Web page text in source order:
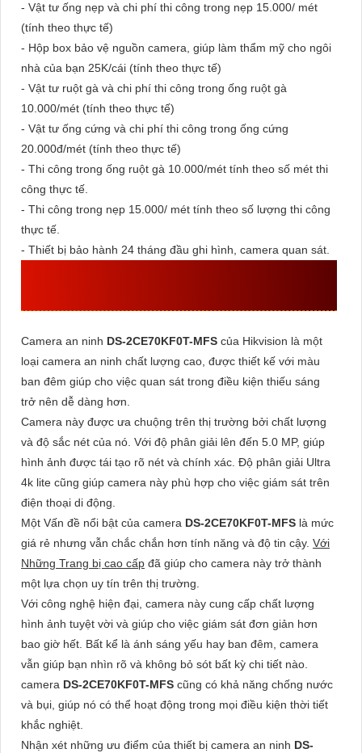
- Vật tư ống nẹp và chi phí thi công trong nẹp 15.000/ mét
(tính theo thực tế)
- Hộp box bảo vệ nguồn camera, giúp làm thẩm mỹ cho ngôi
nhà của bạn 25K/cái (tính theo thực tế)
- Vật tư ruột gà và chi phí thi công trong ống ruột gà
10.000/mét (tính theo thực tế)
- Vật tư ống cứng và chi phí thi công trong ống cứng
20.000đ/mét (tính theo thực tế)
- Thi công trong ống ruột gà 10.000/mét tính theo số mét thi
công thực tế.
- Thi công trong nẹp 15.000/ mét tính theo số lượng thi công
thực tế.
- Thiết bị bảo hành 24 tháng đầu ghi hình, camera quan sát.
Camera an ninh DS-2CE70KF0T-MFS của Hikvision là một
loại camera an ninh chất lượng cao, được thiết kế với màu
ban đêm giúp cho việc quan sát trong điều kiện thiếu sáng
trở nên dễ dàng hơn.
Camera này được ưa chuộng trên thị trường bởi chất lượng
và độ sắc nét của nó. Với độ phân giải lên đến 5.0 MP, giúp
hình ảnh được tái tạo rõ nét và chính xác. Độ phân giải Ultra
4k lite cũng giúp camera này phù hợp cho việc giám sát trên
điện thoại di động.
Một Vấn đề nổi bật của camera DS-2CE70KF0T-MFS là mức
giá rẻ nhưng vẫn chắc chắn hơn tính năng và độ tin cậy. Với
Những Trang bị cao cấp đã giúp cho camera này trở thành
một lựa chọn uy tín trên thị trường.
Với công nghệ hiện đại, camera này cung cấp chất lượng
hình ảnh tuyệt vời và giúp cho việc giám sát đơn giản hơn
bao giờ hết. Bất kể là ánh sáng yếu hay ban đêm, camera
vẫn giúp bạn nhìn rõ và không bỏ sót bất kỳ chi tiết nào.
camera DS-2CE70KF0T-MFS cũng có khả năng chống nước
và bụi, giúp nó có thể hoạt động trong mọi điều kiện thời tiết
khắc nghiệt.
Nhận xét những ưu điểm của thiết bị camera an ninh DS-